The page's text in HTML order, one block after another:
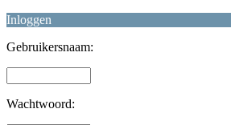
Inloggen
Gebruikersnaam:
Wachtwoord: